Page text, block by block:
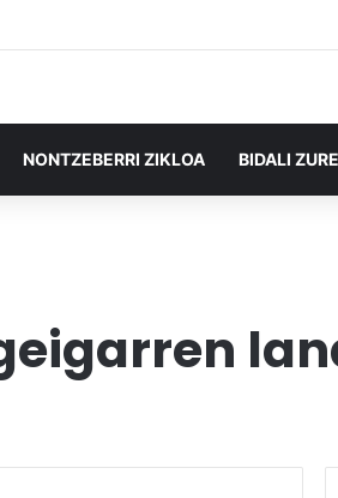
NONTZEBERRI ZIKLOA BIDALI